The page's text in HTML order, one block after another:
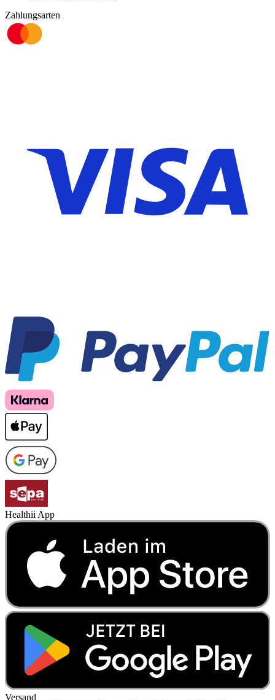
Zahlungsarten
Healthii App
Versand